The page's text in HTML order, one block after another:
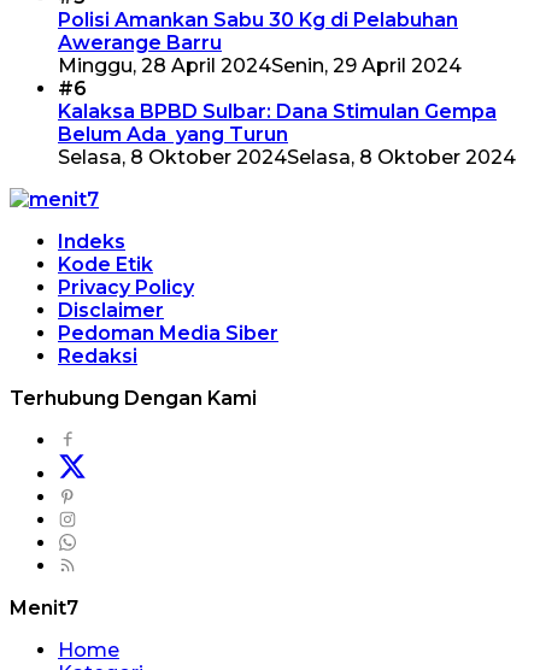
Polisi Amankan Sabu 30 Kg di Pelabuhan
Awerange Barru
Minggu, 28 April 2024Senin, 29 April 2024
#6
Kalaksa BPBD Sulbar: Dana Stimulan Gempa
Belum Ada yang Turun
Selasa, 8 Oktober 2024Selasa, 8 Oktober 2024
Indeks
Kode Etik
Privacy Policy
Disclaimer
Pedoman Media Siber
Redaksi
Terhubung Dengan Kami
Menit7
Home